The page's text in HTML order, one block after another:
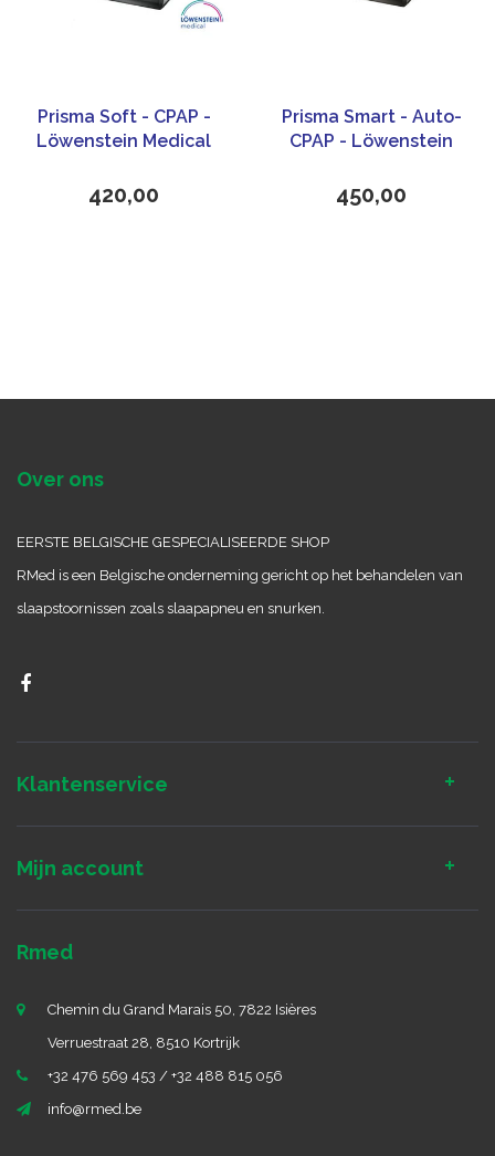
Prisma Soft - CPAP -
Löwenstein Medical
420,00
Prisma Smart - Auto-
CPAP - Löwenstein
450,00
Over ons
EERSTE BELGISCHE GESPECIALISEERDE SHOP
RMed is een Belgische onderneming gericht op het behandelen van
slaapstoornissen zoals slaapapneu en snurken.
Klantenservice
Mijn account
Rmed
Chemin du Grand Marais 50, 7822 Isières
Verruestraat 28, 8510 Kortrijk
+32 476 569 453 / +32 488 815 056
info@rmed.be